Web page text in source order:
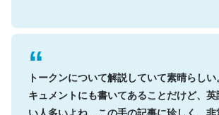
トークンについて解説していて素晴らし
キュメントにも書いてあることだけど、英
い人多いよね。この手の記事に珍しく、非